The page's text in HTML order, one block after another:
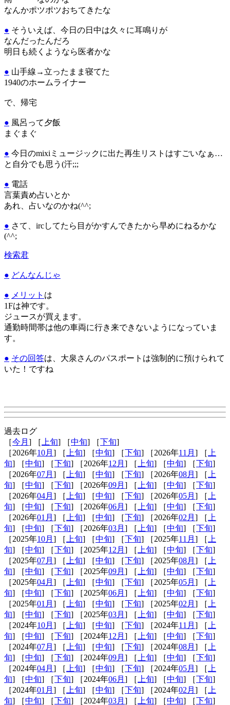
なんかポツポツおちてきたな
● そういえば、今日の日中は久々に耳鳴りが
なんだったんだろ
明日も続くようなら医者かな
● 山手線→立ったまま寝てた
1940のホームライナー
で、帰宅
● 風呂って夕飯
まぐまぐ
● 今日のmixiミュージックに出た再生リストはすごいなぁ…
と自分でも思う(汗;;;
● 電話
言葉責め占いとか
あれ、占いなのかね(^^;
● さて、ircしてたら目がかすんできたから早めにねるかな
(^^;
検索君
● どんなんじゃ
● メリット は
1Fは神です。
ジュースが買えます。
通勤時間帯は他の車両に行き来できないようになっていま
す。
● その回答は、大泉さんのパスポートは強制的に預けられて
いた！ですね
過去ログ
［今月 ] ［ 上旬] ［中旬] ［下旬]
［2026年10月 ] ［ 上旬] ［中旬] ［下旬] ［2026年11月 ] ［ 上
旬] ［中旬] ［下旬] ［2026年12月 ] ［ 上旬] ［中旬] ［下旬]
［2026年07月 ] ［ 上旬] ［中旬] ［下旬] ［2026年08月 ] ［ 上
旬] ［中旬] ［下旬] ［2026年09月 ] ［ 上旬] ［中旬] ［下旬]
［2026年04月 ] ［ 上旬] ［中旬] ［下旬] ［2026年05月 ] ［ 上
旬] ［中旬] ［下旬] ［2026年06月 ] ［ 上旬] ［中旬] ［下旬]
［2026年01月 ] ［ 上旬] ［中旬] ［下旬] ［2026年02月 ] ［ 上
旬] ［中旬] ［下旬] ［2026年03月 ] ［ 上旬] ［中旬] ［下旬]
［2025年10月 ] ［ 上旬] ［中旬] ［下旬] ［2025年11月 ] ［ 上
旬] ［中旬] ［下旬] ［2025年12月 ] ［ 上旬] ［中旬] ［下旬]
［2025年07月 ] ［ 上旬] ［中旬] ［下旬] ［2025年08月 ] ［ 上
旬] ［中旬] ［下旬] ［2025年09月 ] ［ 上旬] ［中旬] ［下旬]
［2025年04月 ] ［ 上旬] ［中旬] ［下旬] ［2025年05月 ] ［ 上
旬] ［中旬] ［下旬] ［2025年06月 ] ［ 上旬] ［中旬] ［下旬]
［2025年01月 ] ［ 上旬] ［中旬] ［下旬] ［2025年02月 ] ［ 上
旬] ［中旬] ［下旬] ［2025年03月 ] ［ 上旬] ［中旬] ［下旬]
［2024年10月 ] ［ 上旬] ［中旬] ［下旬] ［2024年11月 ] ［ 上
旬] ［中旬] ［下旬] ［2024年12月 ] ［ 上旬] ［中旬] ［下旬]
［2024年07月 ] ［ 上旬] ［中旬] ［下旬] ［2024年08月 ] ［ 上
旬] ［中旬] ［下旬] ［2024年09月 ] ［ 上旬] ［中旬] ［下旬]
［2024年04月 ] ［ 上旬] ［中旬] ［下旬] ［2024年05月 ] ［ 上
旬] ［中旬] ［下旬] ［2024年06月 ] ［ 上旬] ［中旬] ［下旬]
［2024年01月 ] ［ 上旬] ［中旬] ［下旬] ［2024年02月 ] ［ 上
旬] ［中旬] ［下旬] ［2024年03月 ] ［ 上旬] ［中旬] ［下旬]